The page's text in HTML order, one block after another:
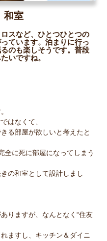
和室
スなど、ひとつひとつの
ています。泊まりに行っ
のも楽しそうです。普段
いですね。
はなくて、
る部屋が欲しいと考えたと
全に死に部屋になってしまう
の和室として設計しまし
りますが、なんとなく“住友
ますし、キッチン＆ダイニ